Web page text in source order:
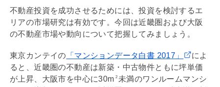
不動産投資を成功させるためには、投資を検討するエ
リアの市場研究は有効です。今回は近畿圏および大阪
の不動産市場や動向について把握してみましょう。
東京カンテイの 「マンションデータ白書 2017」
によ
ると、近畿圏の不動産は新築・中古物件ともに坪単価
が上昇、大阪市を中心に30m 2 未満のワンルームマンシ